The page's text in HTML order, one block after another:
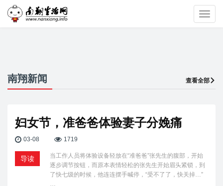
南翔新闻 查看全部
妇女节，准爸爸体验妻子分娩痛
03-08 1719
导读
当工作人员将体验设备轻放在“准爸爸”张先生的腹部，开始
逐步调节按钮，而原本表情轻松的张先生开始眉头紧锁，到
了快七级的时候，他连连摆手喊停，“受不了了，快关掉…”
…